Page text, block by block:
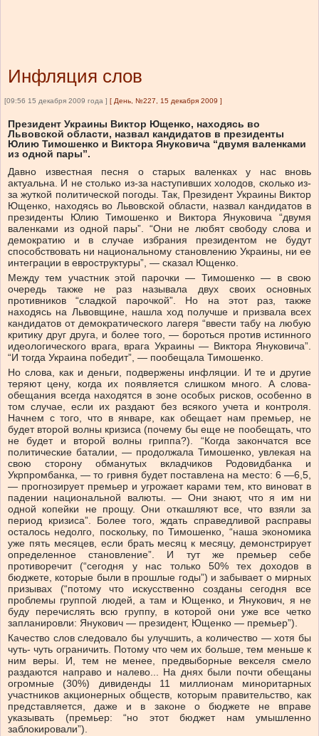
Инфляция слов
[09:56 15 декабря 2009 года ] [ День, №227, 15 декабря 2009 ]
Президент Украины Виктор Ющенко, находясь во
Львовской области, назвал кандидатов в президенты
Юлию Тимошенко и Виктора Януковича “двумя валенками
из одной пары”.
Давно известная песня о старых валенках у нас вновь
актуальна. И не столько из-за наступивших холодов, сколько из-
за жуткой политической погоды. Так, Президент Украины Виктор
Ющенко, находясь во Львовской области, назвал кандидатов в
президенты Юлию Тимошенко и Виктора Януковича “двумя
валенками из одной пары”. “Они не любят свободу слова и
демократию и в случае избрания президентом не будут
способствовать ни национальному становлению Украины, ни ее
интеграции в евроструктуры”, — сказал Ющенко.
Между тем участник этой парочки — Тимошенко — в свою
очередь также не раз называла двух своих основных
противников “сладкой парочкой”. Но на этот раз, также
находясь на Львовщине, нашла ход получше и призвала всех
кандидатов от демократического лагеря “ввести табу на любую
критику друг друга, и более того, — бороться против истинного
идеологического врага, врага Украины — Виктора Януковича”.
“И тогда Украина победит”, — пообещала Тимошенко.
Но слова, как и деньги, подвержены инфляции. И те и другие
теряют цену, когда их появляется слишком много. А слова-
обещания всегда находятся в зоне особых рисков, особенно в
том случае, если их раздают без всякого учета и контроля.
Начнем с того, что в январе, как обещает нам премьер, не
будет второй волны кризиса (почему бы еще не пообещать, что
не будет и второй волны гриппа?). “Когда закончатся все
политические баталии, — продолжала Тимошенко, увлекая на
свою сторону обманутых вкладчиков Родовидбанка и
Укрпромбанка, — то гривня будет поставлена на место: 6 —6,5,
— прогнозирует премьер и угрожает карами тем, кто виноват в
падении национальной валюты. — Они знают, что я им ни
одной копейки не прощу. Они откашляют все, что взяли за
период кризиса”. Более того, ждать справедливой расправы
осталось недолго, поскольку, по Тимошенко, “наша экономика
уже пять месяцев, если брать месяц к месяцу, демонстрирует
определенное становление”. И тут же премьер себе
противоречит (“сегодня у нас только 50% тех доходов в
бюджете, которые были в прошлые годы”) и забывает о мирных
призывах (“потому что искусственно созданы сегодня все
проблемы группой людей, а там и Ющенко, и Янукович, я не
буду перечислять всю группу, в которой они уже все четко
запланировли: Янукович — президент, Ющенко — премьер”).
Качество слов следовало бы улучшить, а количество — хотя бы
чуть- чуть ограничить. Потому что чем их больше, тем меньше к
ним веры. И, тем не менее, предвыборные векселя смело
раздаются направо и налево... На днях были почти обещаны
огромные (30%) дивиденды 11 миллионам миноритарных
участников акционерных обществ, которым правительство, как
представляется, даже и в законе о бюджете не вправе
указывать (премьер: “но этот бюджет нам умышленно
заблокировали”).